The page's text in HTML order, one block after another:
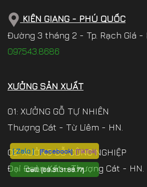
[ Zalo ] [Facebook] [TikTok]
Call:[09.31.31.88.77]
KIÊN GIANG - PHÚ QUỐC
Đường 3 tháng 2 - Tp. Rạch Giá -
097.543.8686
XƯỞNG SẢN XUẤT
01: XƯỞNG GỖ TỰ NHIÊN
Thượng Cát - Từ Liêm - HN.
02: XƯỞNG GỖ CÔNG NGHIỆP
Đại Đoàn Kết - Thượng Cát - HN.